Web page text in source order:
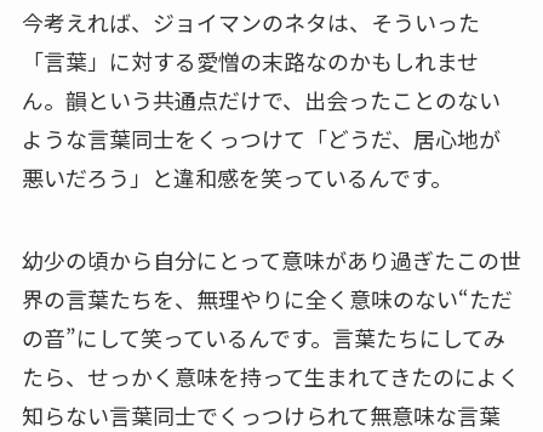
今考えれば、ジョイマンのネタは、そういった
「言葉」に対する愛憎の末路なのかもしれませ
ん。韻という共通点だけで、出会ったことのない
ような言葉同士をくっつけて「どうだ、居心地が
悪いだろう」と違和感を笑っているんです。
幼少の頃から自分にとって意味があり過ぎたこの世
界の言葉たちを、無理やりに全く意味のない“ただ
の音”にして笑っているんです。言葉たちにしてみ
たら、せっかく意味を持って生まれてきたのによく
知らない言葉同士でくっつけられて無意味な言葉